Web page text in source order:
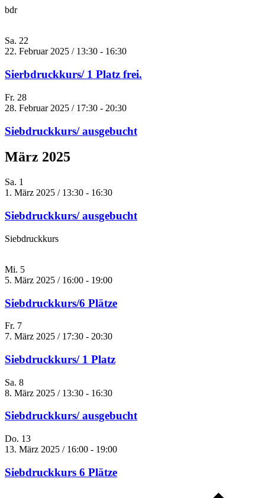
bdr
Sa. 22
22. Februar 2025 / 13:30 - 16:30
Sierbdruckkurs/ 1 Platz frei.
Fr. 28
28. Februar 2025 / 17:30 - 20:30
Siebdruckkurs/ ausgebucht
März 2025
Sa. 1
1. März 2025 / 13:30 - 16:30
Siebdruckkurs/ ausgebucht
Siebdruckkurs
Mi. 5
5. März 2025 / 16:00 - 19:00
Siebdruckkurs/6 Plätze
Fr. 7
7. März 2025 / 17:30 - 20:30
Siebdruckkurs/ 1 Platz
Sa. 8
8. März 2025 / 13:30 - 16:30
Siebdruckkurs/ ausgebucht
Do. 13
13. März 2025 / 16:00 - 19:00
Siebdruckkurs 6 Plätze